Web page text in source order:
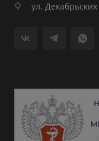
ул.